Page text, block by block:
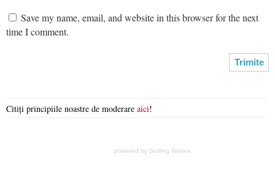
Save my name, email, and website in this browser for the next
time I comment.
Citiți principiile noastre de moderare aici!
powered by Surfing Waves